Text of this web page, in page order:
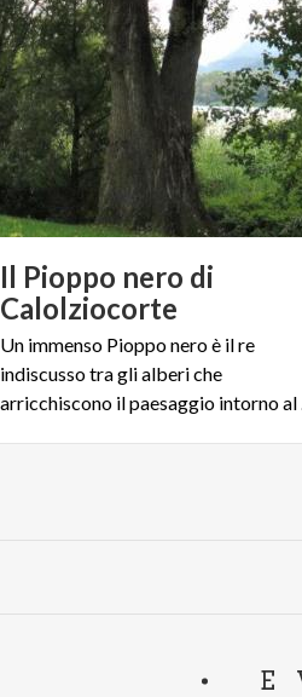
Il Pioppo nero di
Calolziocorte
Un immenso Pioppo nero è il re
indiscusso tra gli alberi che